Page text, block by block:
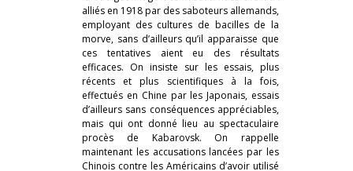
alliés en 1918 par des saboteurs allemands,
employant des cultures de bacilles de la
morve, sans d’ailleurs qu’il apparaisse que
ces tentatives aient eu des résultats
efficaces. On insiste sur les essais, plus
récents et plus scientifiques à la fois,
effectués en Chine par les Japonais, essais
d’ailleurs sans conséquences appréciables,
mais qui ont donné lieu au spectaculaire
procès de Kabarovsk. On rappelle
maintenant les accusations lancées par les
Chinois contre les Américains d’avoir utilisé